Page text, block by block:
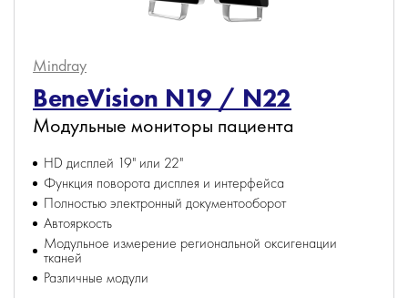
Mindray
BeneVision N19 / N22
Модульные мониторы пациента
HD дисплей 19" или 22"
Функция поворота дисплея и интерфейса
Полностью электронный документооборот
Автояркость
Модульное измерение региональной оксигенации
тканей
Различные модули